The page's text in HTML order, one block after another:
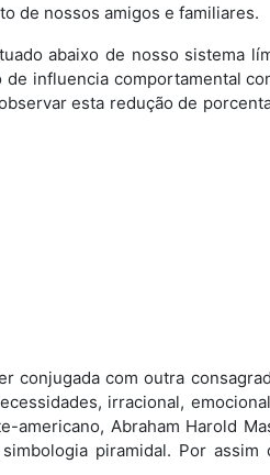
de nossos amigos e familiares.
abaixo de nosso sistema
influencia comportamental
esta redução de
conjugada com outra
irracional,
Abraham Harold
piramidal. Por